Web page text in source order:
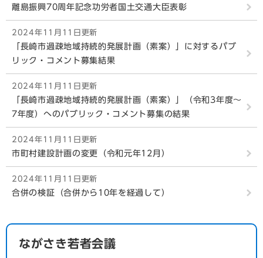
離島振興70周年記念功労者国土交通大臣表彰
2024年11月11日更新
「長崎市過疎地域持続的発展計画（素案）」に対するパブ
リック・コメント募集結果
2024年11月11日更新
「長崎市過疎地域持続的発展計画（素案）」（令和3年度～
7年度）へのパブリック・コメント募集の結果
2024年11月11日更新
市町村建設計画の変更（令和元年12月）
2024年11月11日更新
合併の検証（合併から10年を経過して）
ながさき若者会議